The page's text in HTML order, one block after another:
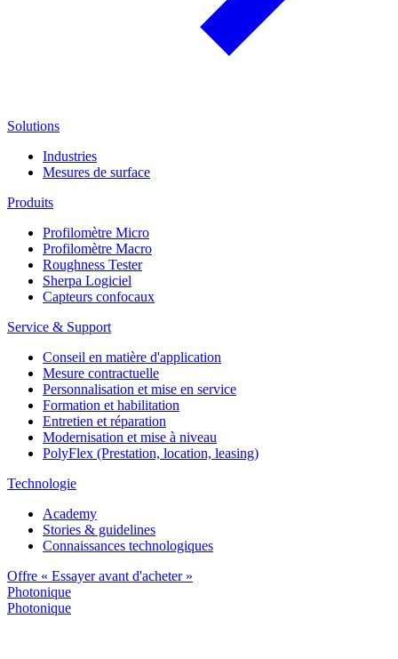
Solutions
Industries
Mesures de surface
Produits
Profilomètre Micro
Profilomètre Macro
Roughness Tester
Sherpa Logiciel
Capteurs confocaux
Service & Support
Conseil en matière d'application
Mesure contractuelle
Personnalisation et mise en service
Formation et habilitation
Entretien et réparation
Modernisation et mise à niveau
PolyFlex (Prestation, location, leasing)
Technologie
Academy
Stories & guidelines
Connaissances technologiques
Offre « Essayer avant d'acheter »
Photonique
Photonique